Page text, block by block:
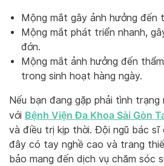
Mộng mắt gây ảnh hưởng đến
Mộng mắt phát triển nhanh,
đớn.
Mộng mắt ảnh hưởng đến
trong sinh hoạt hàng ngày.
Nếu bạn đang gặp phải tình trạng
với Bệnh Viện Đa Khoa Sài Gòn
và điều trị kịp thời. Đội ngũ bác sĩ
đây có tay nghề cao và trang
bảo mang đến dịch vụ chăm sóc